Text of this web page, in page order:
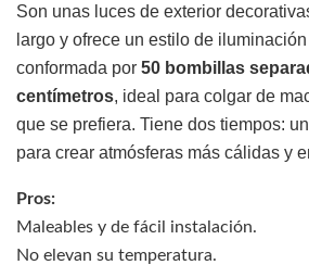
Son unas luces de exterior
largo y ofrece un estilo de
conformada por 50 bombillas
centímetros, ideal para colgar de
que se prefiera. Tiene dos tiempos:
para crear atmósferas más cálidas y
Pros:
Maleables y de fácil instalación.
No elevan su temperatura.